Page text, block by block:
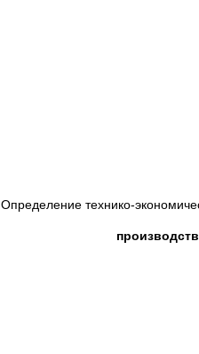
Определение технико-